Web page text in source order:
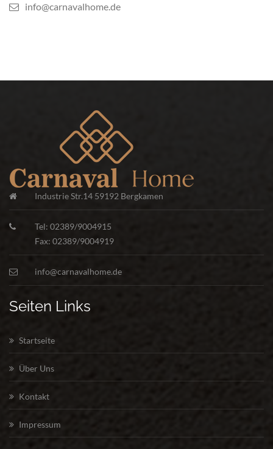
info@carnavalhome.de
Industrie Str.14 59192 Bergkamen
Tel: 02389/9004915
Fax: 02389/9004919
info@carnavalhome.de
Seiten Links
Startseite
Über Uns
Kontakt
Impressum